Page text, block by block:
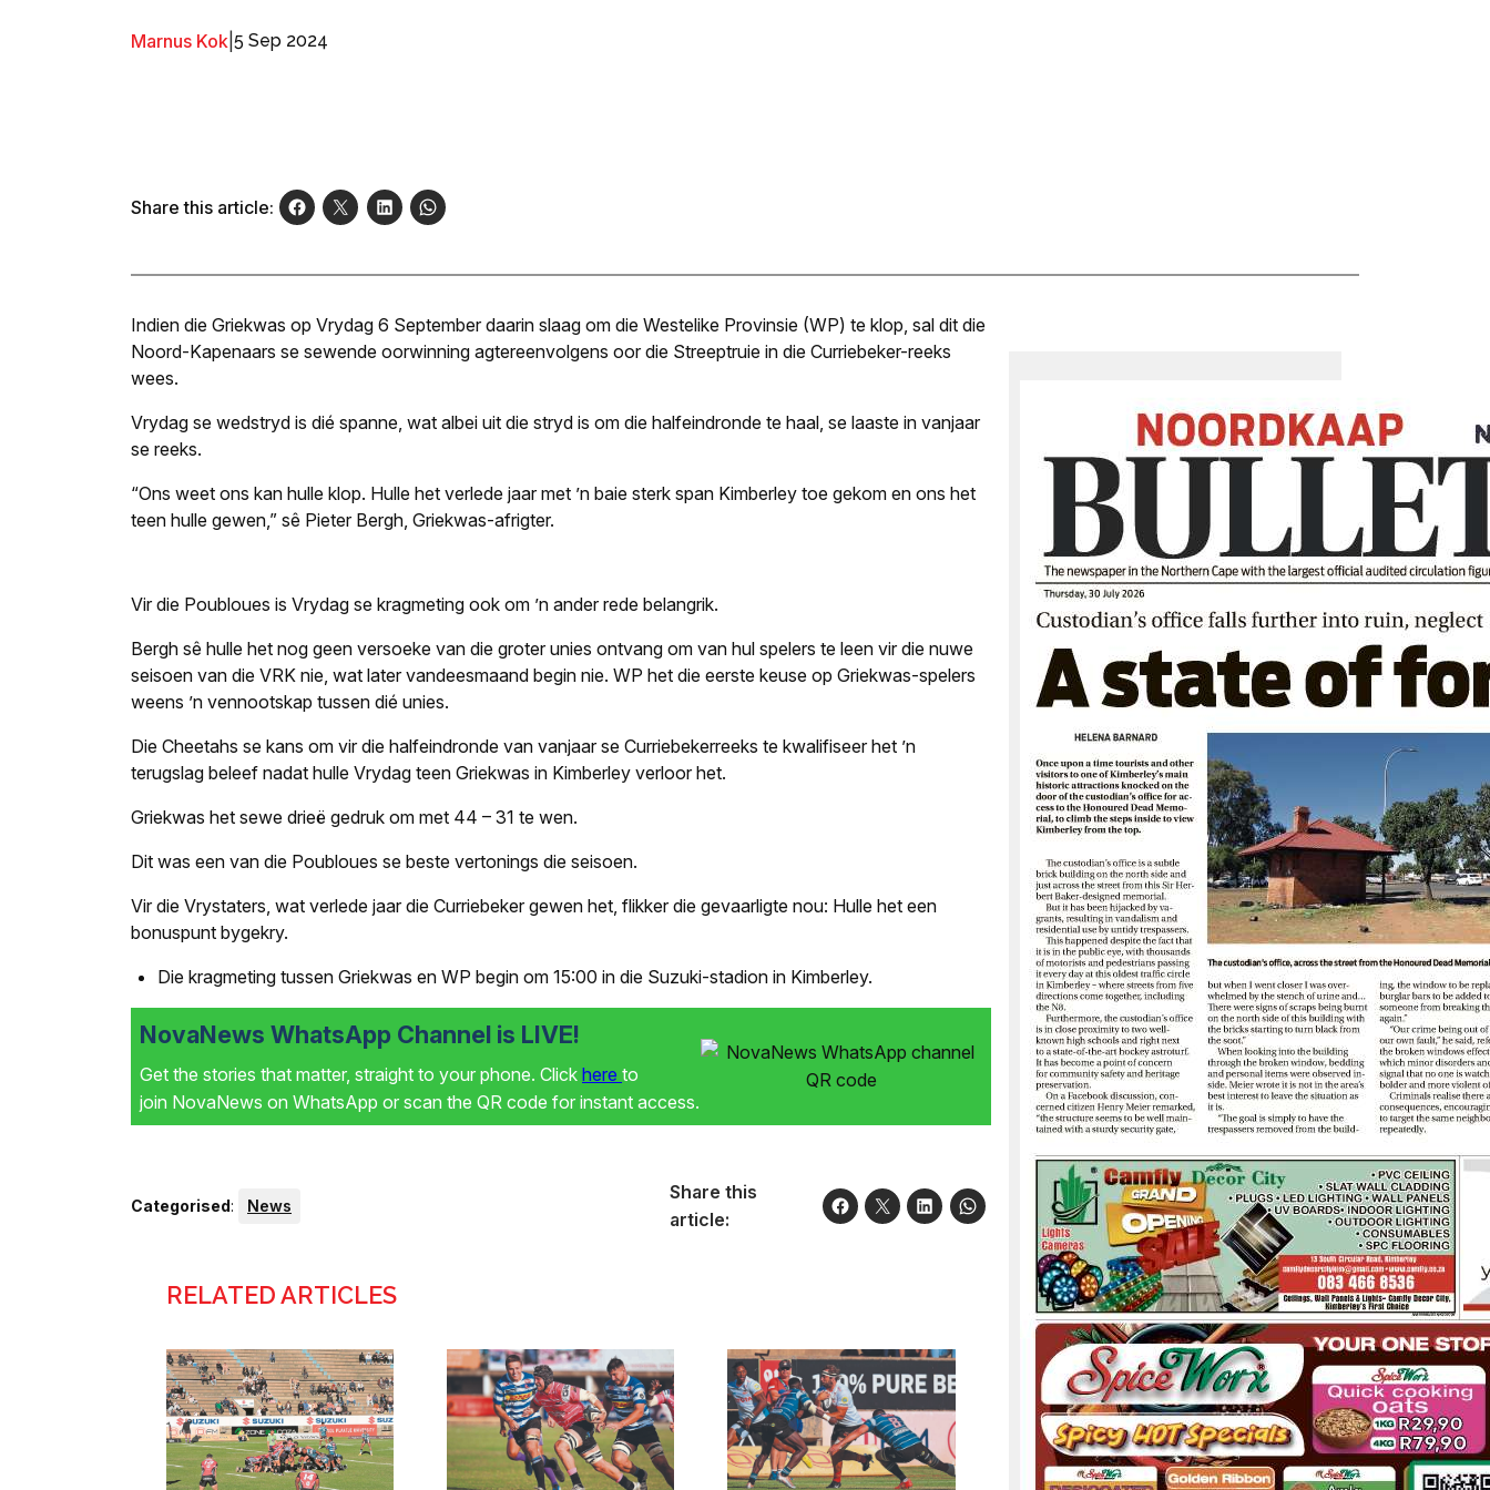
Marnus Kok 5 Sep 2024
Share this article:
Indien die Griekwas op Vrydag 6 September daarin slaag om die Westelike Provinsie (WP) te klop, sal dit die
Noord-Kapenaars se sewende oorwinning agtereen­volgens oor die Streeptruie in die Curriebeker-reeks
wees.
Vrydag se wedstryd is dié spanne, wat albei uit die stryd is om die halfeindronde te haal, se laaste in vanjaar
se reeks.
“Ons weet ons kan hulle klop. Hulle het verlede jaar met ’n baie sterk span Kimberley toe gekom en ons het
teen hulle gewen,” sê Pieter Bergh, Griekwas-afrigter.
Vir die Poubloues is Vrydag se kragmeting ook om ’n ander rede belangrik.
Bergh sê hulle het nog geen versoeke van die groter unies ontvang om van hul spelers te leen vir die nuwe
seisoen van die VRK nie, wat later vandeesmaand begin nie. WP het die eerste keuse op Griekwas-spelers
weens ’n vennootskap tussen dié unies.
Die Cheetahs se kans om vir die halfeindronde van vanjaar se Curriebekerreeks te kwalifiseer het ’n
terugslag beleef nadat hulle Vrydag teen Griekwas in Kimberley verloor het.
Griekwas het sewe drieë gedruk om met 44 – 31 te wen.
Dit was een van die Poubloues se beste vertonings die seisoen.
Vir die Vrystaters, wat verlede jaar die Curriebeker gewen het, flikker die gevaarligte nou: Hulle het een
bonuspunt bygekry.
Die kragmeting tussen Griekwas en WP begin om 15:00 in die Suzuki-stadion in Kimberley.
NovaNews WhatsApp Channel is LIVE!
Get the stories that matter, straight to your phone. Click here to
join NovaNews on WhatsApp or scan the QR code for instant access.
Categorised: News
Share this
article:
RELATED ARTICLES